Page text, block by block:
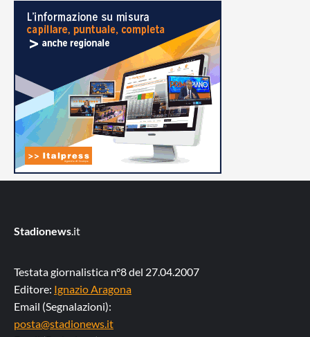
Stadionews.it
Testata giornalistica n°8 del 27.04.2007
Editore: Ignazio Aragona
Email (Segnalazioni):
posta@stadionews.it